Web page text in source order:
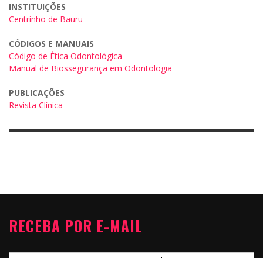
INSTITUIÇÕES
Centrinho de Bauru
CÓDIGOS E MANUAIS
Código de Ética Odontológica
Manual de Biossegurança em Odontologia
PUBLICAÇÕES
Revista Clínica
RECEBA POR E-MAIL